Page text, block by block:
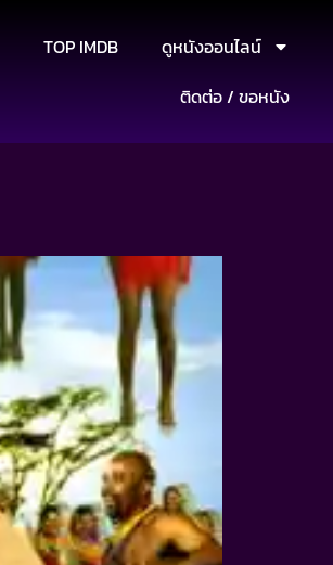
TOP IMDB
ดูหนังออนไลน์
ติดต่อ / ขอหนัง